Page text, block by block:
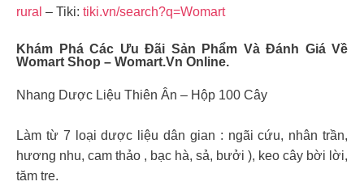
rural – Tiki: tiki.vn/search?q=Womart
Khám Phá Các Ưu Đãi Sản Phẩm Và Đánh Giá Về
Womart Shop – Womart.vn Online.
Nhang Dược Liệu Thiên Ân – Hộp 100 Cây
Làm từ 7 loại dược liệu dân gian : ngãi cứu, nhân trần,
hương nhu, cam thảo , bạc hà, sả, bưởi ), keo cây bời lời,
tăm tre.